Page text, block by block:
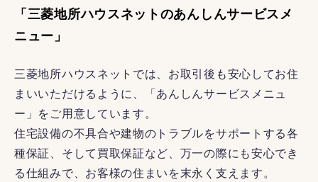
「三菱地所ハウスネットのあんしんサービスメ
ニュー」
三菱地所ハウスネットでは、お取引後も安心してお住
まいいただけるように、「あんしんサービスメニュ
ー」をご用意しています。
住宅設備の不具合や建物のトラブルをサポートする各
種保証、そして買取保証など、万一の際にも安心でき
る仕組みで、お客様の住まいを末永く支えます。